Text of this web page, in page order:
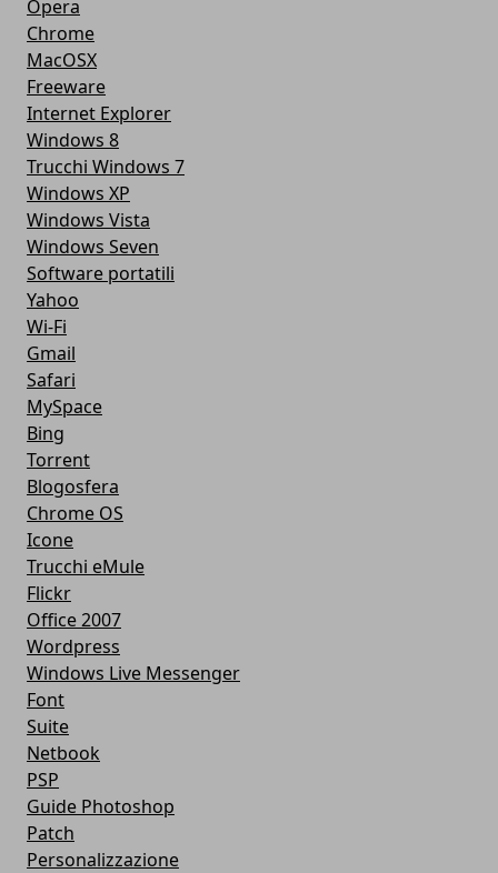
Opera
Chrome
MacOSX
Freeware
Internet Explorer
Windows 8
Trucchi Windows 7
Windows XP
Windows Vista
Windows Seven
Software portatili
Yahoo
Wi-Fi
Gmail
Safari
MySpace
Bing
Torrent
Blogosfera
Chrome OS
Icone
Trucchi eMule
Flickr
Office 2007
Wordpress
Windows Live Messenger
Font
Suite
Netbook
PSP
Guide Photoshop
Patch
Personalizzazione